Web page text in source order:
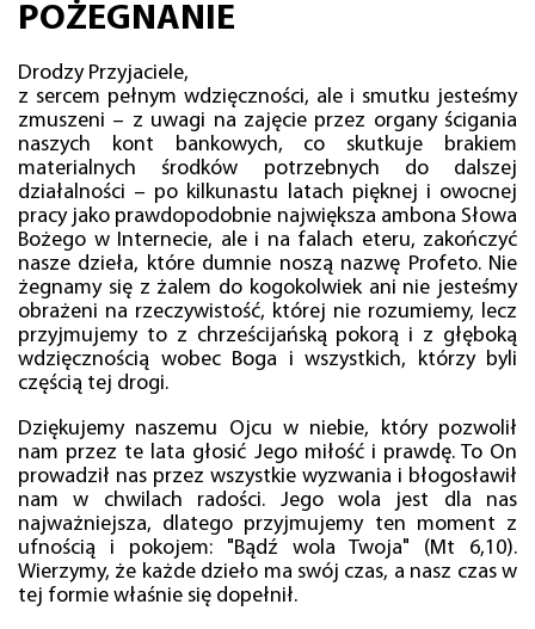
POŻEGNANIE
Drodzy Przyjaciele,
z sercem pełnym wdzięczności, ale i smutku jesteśmy
zmuszeni – z uwagi na zajęcie przez organy ścigania
naszych kont bankowych, co skutkuje brakiem
materialnych środków potrzebnych do dalszej
działalności – po kilkunastu latach pięknej i owocnej
pracy jako prawdopodobnie największa ambona Słowa
Bożego w Internecie, ale i na falach eteru, zakończyć
nasze dzieła, które dumnie noszą nazwę Profeto. Nie
żegnamy się z żalem do kogokolwiek ani nie jesteśmy
obrażeni na rzeczywistość, której nie rozumiemy, lecz
przyjmujemy to z chrześcijańską pokorą i z głęboką
wdzięcznością wobec Boga i wszystkich, którzy byli
częścią tej drogi.
Dziękujemy naszemu Ojcu w niebie, który pozwolił
nam przez te lata głosić Jego miłość i prawdę. To On
prowadził nas przez wszystkie wyzwania i błogosławił
nam w chwilach radości. Jego wola jest dla nas
najważniejsza, dlatego przyjmujemy ten moment z
ufnością i pokojem: "Bądź wola Twoja" (Mt 6,10).
Wierzymy, że każde dzieło ma swój czas, a nasz czas w
tej formie właśnie się dopełnił.